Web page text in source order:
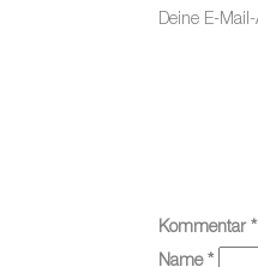
Deine E-
Kommentar *
Name *